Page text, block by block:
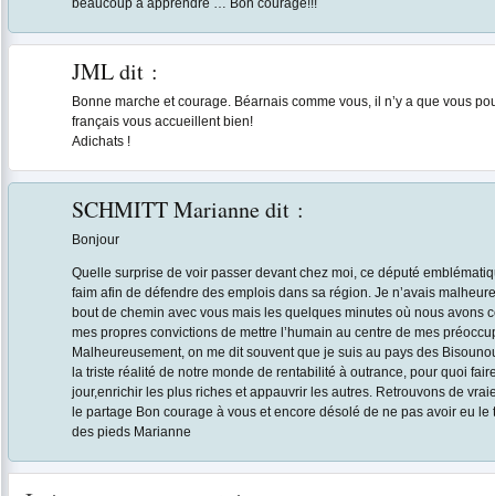
beaucoup à apprendre … Bon courage!!!
JMLdit :
Bonne marche et courage. Béarnais comme vous, il n’y a que vous
français vous accueillent bien!
Adichats !
SCHMITT Mariannedit :
Bonjour
Quelle surprise de voir passer devant chez moi, ce député
faim afin de défendre des emplois dans sa région. Je n’avais
bout de chemin avec vous mais les quelques minutes où nous avons
mes propres convictions de mettre l’humain au centre de mes
Malheureusement, on me dit souvent que je suis au pays des
la triste réalité de notre monde de rentabilité à outrance, pour quoi
jour,enrichir les plus riches et appauvrir les autres. Retrouvons de
le partage Bon courage à vous et encore désolé de ne pas avoir eu
des pieds Marianne